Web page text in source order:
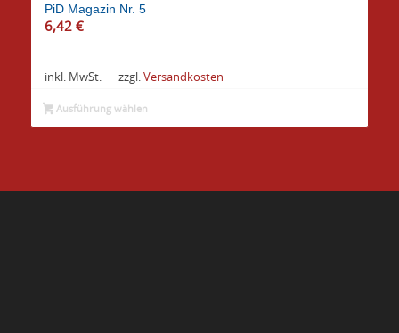
PiD Magazin Nr. 5
6,42 €
inkl. MwSt. zzgl. Versandkosten
Ausführung wählen